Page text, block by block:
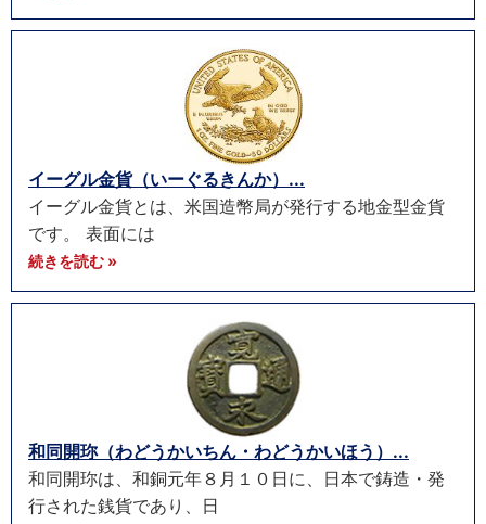
イーグル金貨（いーぐるきんか）...
イーグル金貨とは、米国造幣局が発行する地金型金貨
です。 表面には
続きを読む »
和同開珎（わどうかいちん・わどうかいほう）...
和同開珎は、和銅元年８月１０日に、日本で鋳造・発
行された銭貨であり、日